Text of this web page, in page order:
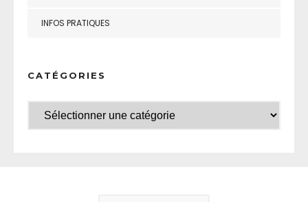
INFOS PRATIQUES
CATÉGORIES